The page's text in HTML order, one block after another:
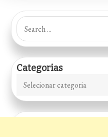
Search
for:
Categorias
Categorias